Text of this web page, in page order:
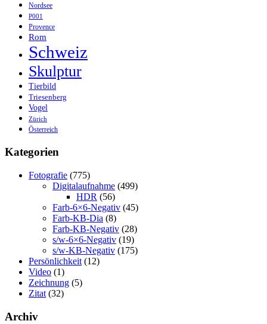
Nordsee
P001
Provence
Rom
Schweiz
Skulptur
Tierbild
Triesenberg
Vogel
Zürich
Österreich
Kategorien
Fotografie (775)
Digitalaufnahme (499)
HDR (56)
Farb-6×6-Negativ (45)
Farb-KB-Dia (8)
Farb-KB-Negativ (28)
s/w-6×6-Negativ (19)
s/w-KB-Negativ (175)
Persönlichkeit (12)
Video (1)
Zeichnung (5)
Zitat (32)
Archiv